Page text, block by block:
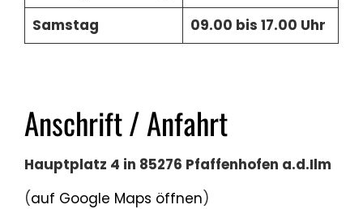
Samstag
09.00 bis 17.00 Uhr
Anschrift / Anfahrt
Hauptplatz 4 in 85276 Pfaffenhofen a.d.Ilm
(auf Google Maps öffnen)